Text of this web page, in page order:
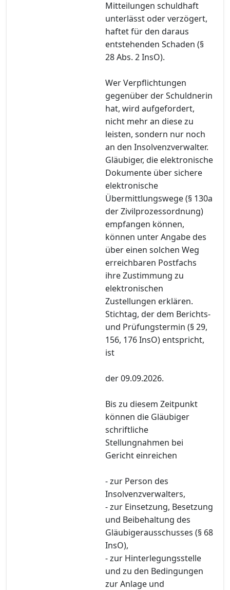
Mitteilungen schuldhaft
unterlässt oder verzögert,
haftet für den daraus
entstehenden Schaden (§
28 Abs. 2 InsO).
Wer Verpflichtungen
gegenüber der Schuldnerin
hat, wird aufgefordert,
nicht mehr an diese zu
leisten, sondern nur noch
an den Insolvenzverwalter.
Gläubiger, die elektronische
Dokumente über sichere
elektronische
Übermittlungswege (§ 130a
der Zivilprozessordnung)
empfangen können,
können unter Angabe des
über einen solchen Weg
erreichbaren Postfachs
ihre Zustimmung zu
elektronischen
Zustellungen erklären.
Stichtag, der dem Berichts-
und Prüfungstermin (§ 29,
156, 176 InsO) entspricht,
ist
der 09.09.2026.
Bis zu diesem Zeitpunkt
können die Gläubiger
schriftliche
Stellungnahmen bei
Gericht einreichen
- zur Person des
Insolvenzverwalters,
- zur Einsetzung, Besetzung
und Beibehaltung des
Gläubigerausschusses (§ 68
InsO),
- zur Hinterlegungsstelle
und zu den Bedingungen
zur Anlage und